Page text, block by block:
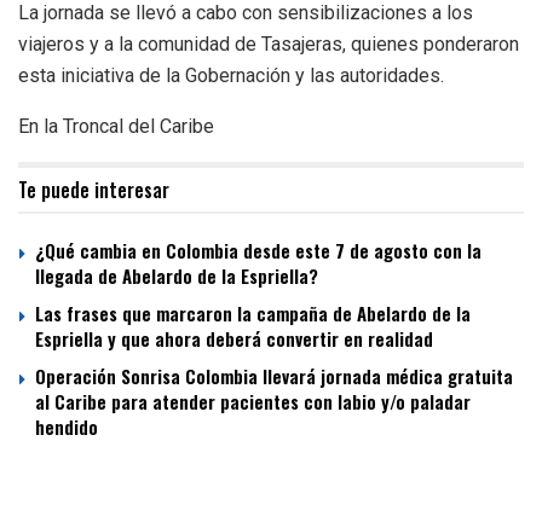
La jornada se llevó a cabo con sensibilizaciones a los
viajeros y a la comunidad de Tasajeras, quienes ponderaron
esta iniciativa de la Gobernación y las autoridades.
En la Troncal del Caribe
Te puede interesar
¿Qué cambia en Colombia desde este 7 de agosto con la
llegada de Abelardo de la Espriella?
Las frases que marcaron la campaña de Abelardo de la
Espriella y que ahora deberá convertir en realidad
Operación Sonrisa Colombia llevará jornada médica gratuita
al Caribe para atender pacientes con labio y/o paladar
hendido